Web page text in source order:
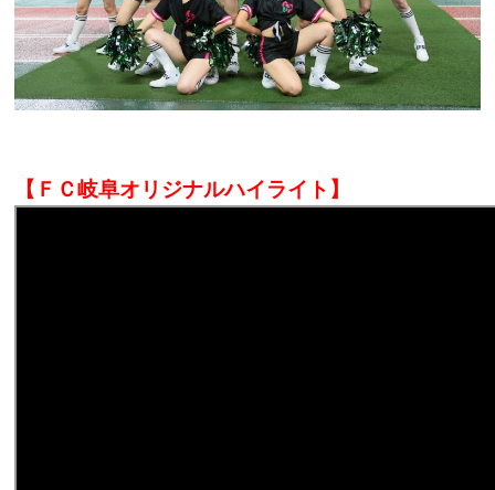
【ＦＣ岐阜オリジナルハイライト】